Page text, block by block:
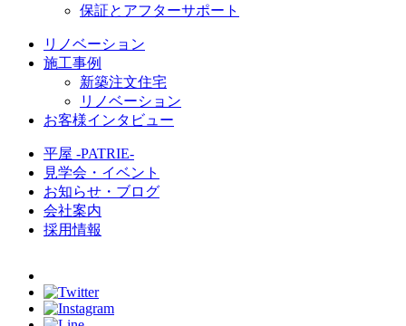
保証とアフターサポート
リノベーション
施工事例
新築注文住宅
リノベーション
お客様インタビュー
平屋 -PATRIE-
見学会・イベント
お知らせ・ブログ
会社案内
採用情報